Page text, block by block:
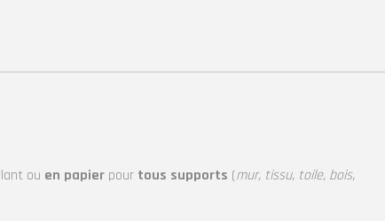
ou en papier pour tous supports (mur, tissu, toile, bois,